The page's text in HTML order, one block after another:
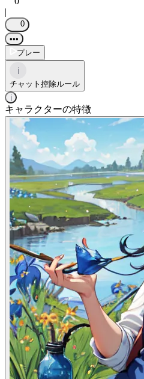
|
0
•••
プレー
i
チャット控除ルール
i
キャラクターの特徴